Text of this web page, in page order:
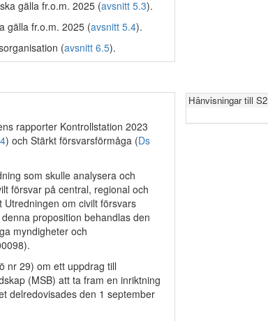
gälla fr.o.m. 2025 (avsnitt 5.3).
gälla fr.o.m. 2025 (avsnitt 5.4).
(avsnitt 6.5).
rapporter Kontrollstation 2023
) och Stärkt försvarsförmåga (Ds
som skulle analysera och
försvar på central, regional och
om civilt försvars
proposition behandlas den
myndigheter och
nr 29) om ett uppdrag till
(MSB) att ta fram en inriktning
delredovisades den 1 september
Hänvisningar till S2